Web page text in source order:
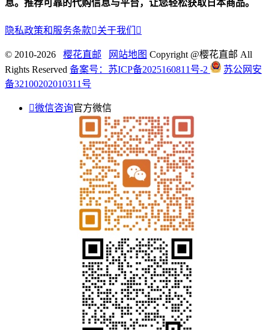
息。推荐可靠的代购信息与平台，让您轻松获取日本商品。
隐私政策和服务条款关于我们 
© 2010-2026 樱花直邮 网站地图 Copyright @樱花直邮 All
Rights Reserved 备案号：苏ICP备2025160811号-2
苏公网安
备32100202010311号
微信咨询官方微信